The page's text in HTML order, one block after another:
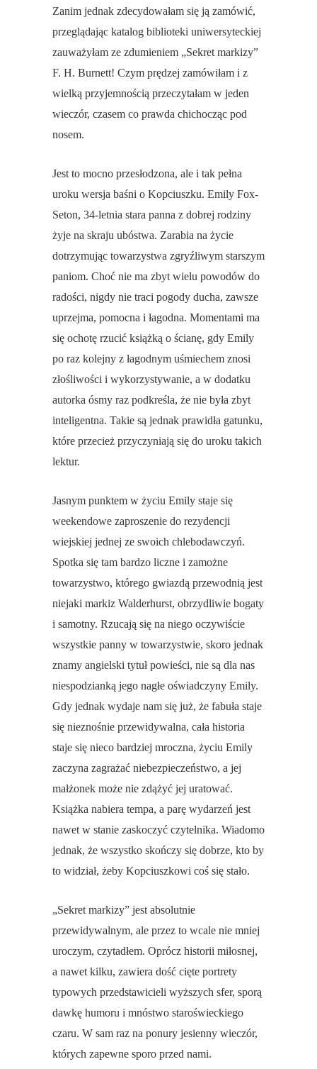
Zanim jednak zdecydowałam się ją zamówić,
przeglądając katalog biblioteki uniwersyteckiej
zauważyłam ze zdumieniem „Sekret markizy”
F. H. Burnett! Czym prędzej zamówiłam i z
wielką przyjemnością przeczytałam w jeden
wieczór, czasem co prawda chichocząc pod
nosem.
Jest to mocno przesłodzona, ale i tak pełna
uroku wersja baśni o Kopciuszku. Emily Fox-
Seton, 34-letnia stara panna z dobrej rodziny
żyje na skraju ubóstwa. Zarabia na życie
dotrzymując towarzystwa zgryźliwym starszym
paniom. Choć nie ma zbyt wielu powodów do
radości, nigdy nie traci pogody ducha, zawsze
uprzejma, pomocna i łagodna. Momentami ma
się ochotę rzucić książką o ścianę, gdy Emily
po raz kolejny z łagodnym uśmiechem znosi
złośliwości i wykorzystywanie, a w dodatku
autorka ósmy raz podkreśla, że nie była zbyt
inteligentna. Takie są jednak prawidła gatunku,
które przecież przyczyniają się do uroku takich
lektur.
Jasnym punktem w życiu Emily staje się
weekendowe zaproszenie do rezydencji
wiejskiej jednej ze swoich chlebodawczyń.
Spotka się tam bardzo liczne i zamożne
towarzystwo, którego gwiazdą przewodnią jest
niejaki markiz Walderhurst, obrzydliwie bogaty
i samotny. Rzucają się na niego oczywiście
wszystkie panny w towarzystwie, skoro jednak
znamy angielski tytuł powieści, nie są dla nas
niespodzianką jego nagłe oświadczyny Emily.
Gdy jednak wydaje nam się już, że fabuła staje
się nieznośnie przewidywalna, cała historia
staje się nieco bardziej mroczna, życiu Emily
zaczyna zagrażać niebezpieczeństwo, a jej
małżonek może nie zdążyć jej uratować.
Książka nabiera tempa, a parę wydarzeń jest
nawet w stanie zaskoczyć czytelnika. Wiadomo
jednak, że wszystko skończy się dobrze, kto by
to widział, żeby Kopciuszkowi coś się stało.
„Sekret markizy” jest absolutnie
przewidywalnym, ale przez to wcale nie mniej
uroczym, czytadłem. Oprócz historii miłosnej,
a nawet kilku, zawiera dość cięte portrety
typowych przedstawicieli wyższych sfer, sporą
dawkę humoru i mnóstwo staroświeckiego
czaru. W sam raz na ponury jesienny wieczór,
których zapewne sporo przed nami.